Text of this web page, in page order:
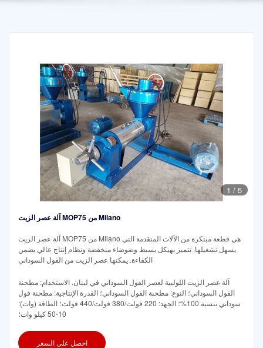
1 / 5
آلة عصر الزيت MOP75 من Milano
آلة عصر الزيت MOP75 من Milano هي قطعة مبتكرة من الآلات المتقدمة التي
يسهل تشغيلها. تتميز بهيكل بسيط وضوضاء منخفضة ونظام إنتاج عالي يضمن
الكفاءة. يمكنها عصر الزيت من الفول السوداني
آلة عصر الزيت اللولبية لعصر الفول السوداني في لبنان. الاستخدام: مطحنة
الفول السوداني؛ النوع: مطحنة الفول السوداني؛ القدرة الإنتاجية: مطحنة فول
سوداني بنسبة 100%؛ الجهد: 220 فولت/380 فولت/440 فولت؛ الطاقة (وات):
10-50 كيلو وات؛
احصل على السعر